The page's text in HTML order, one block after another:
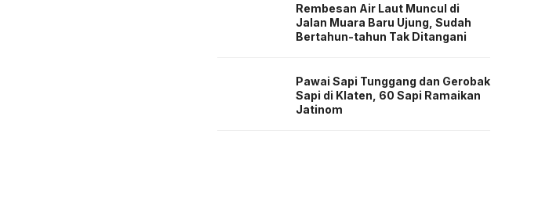
Rembesan Air Laut Muncul di
Jalan Muara Baru Ujung, Sudah
Bertahun-tahun Tak Ditangani
Pawai Sapi Tunggang dan Gerobak
Sapi di Klaten, 60 Sapi Ramaikan
Jatinom